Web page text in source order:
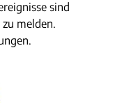
sind
melden.